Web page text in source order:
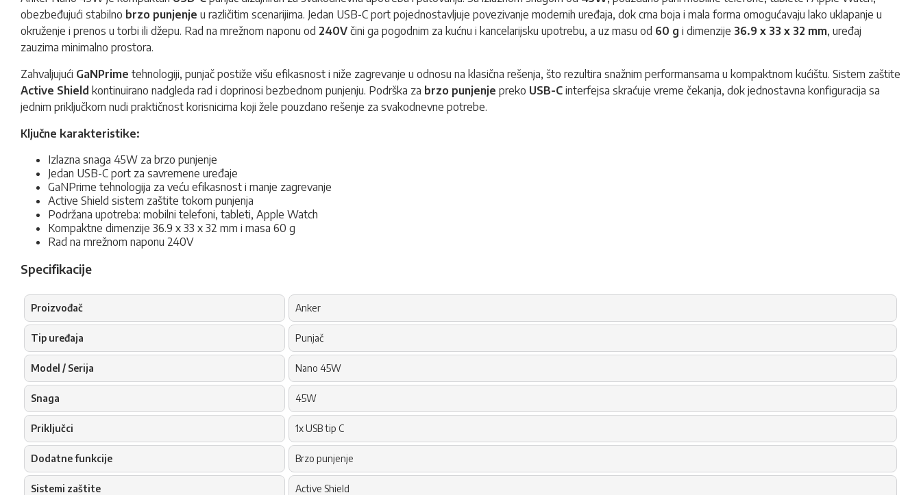
obezbeđujući stabilno brzo punjenje u različitim scenarijima. Jedan USB-C port pojednostavljuje povezivanje modernih uređaja, dok crna boja i mala forma omogućavaju lako uklapanje u
okruženje i prenos u torbi ili džepu. Rad na mrežnom naponu od 240V čini ga pogodnim za kućnu i kancelarijsku upotrebu, a uz masu od 60 g i dimenzije 36.9 x 33 x 32 mm, uređaj
zauzima minimalno prostora.
Zahvaljujući GaNPrime tehnologiji, punjač postiže višu efikasnost i niže zagrevanje u odnosu na klasična rešenja, što rezultira snažnim performansama u kompaktnom kućištu. Sistem zaštite
Active Shield kontinuirano nadgleda rad i doprinosi bezbednom punjenju. Podrška za brzo punjenje preko USB-C interfejsa skraćuje vreme čekanja, dok jednostavna konfiguracija sa
jednim priključkom nudi praktičnost korisnicima koji žele pouzdano rešenje za svakodnevne potrebe.
Ključne karakteristike:
Izlazna snaga 45W za brzo punjenje
Jedan USB-C port za savremene uređaje
GaNPrime tehnologija za veću efikasnost i manje zagrevanje
Active Shield sistem zaštite tokom punjenja
Podržana upotreba: mobilni telefoni, tableti, Apple Watch
Kompaktne dimenzije 36.9 x 33 x 32 mm i masa 60 g
Rad na mrežnom naponu 240V
Specifikacije
Proizvođač Anker
Tip uređaja Punjač
Model / Serija Nano 45W
Snaga 45W
Priključci 1x USB tip C
Dodatne funkcije Brzo punjenje
Sistemi zaštite Active Shield